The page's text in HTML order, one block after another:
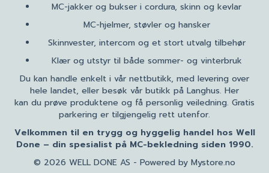
MC-jakker og bukser i cordura, skinn og kevlar
MC-hjelmer, støvler og hansker
Skinnvester, intercom og et stort utvalg tilbehør
Klær og utstyr til både sommer- og vinterbruk
Du kan handle enkelt i vår nettbutikk, med levering over
hele landet, eller besøk vår butikk på Langhus. Her
kan du prøve produktene og få personlig veiledning. Gratis
parkering er tilgjengelig rett utenfor.
Velkommen til en trygg og hyggelig handel hos Well
Done – din spesialist på MC-bekledning siden 1990.
© 2026 WELL DONE AS - Powered by Mystore.no